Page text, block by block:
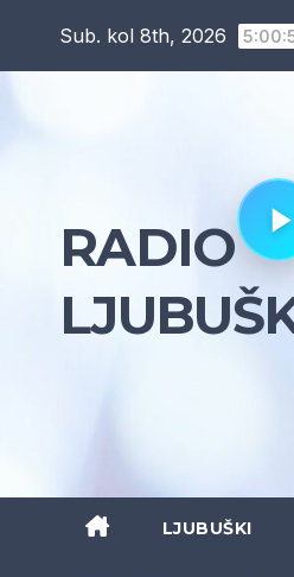
Sub. kol 8th, 2026
RADIO
LJUBUŠKI